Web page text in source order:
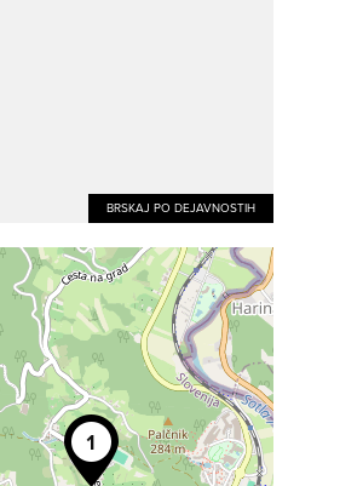
BRSKAJ PO DEJAVNOSTIH